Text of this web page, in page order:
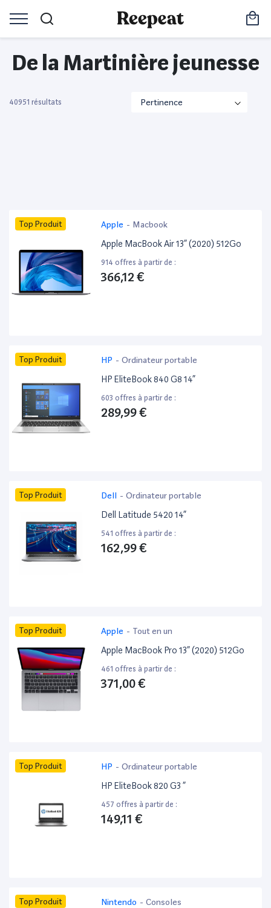
De la Martinière jeunesse
40951 résultats
Top Produit Apple - Macbook
Apple MacBook Air 13” (2020) 512Go
914 offres à partir de :
366,12 €
Top Produit HP - Ordinateur portable
HP EliteBook 840 G8 14”
603 offres à partir de :
289,99 €
Top Produit Dell - Ordinateur portable
Dell Latitude 5420 14”
541 offres à partir de :
162,99 €
Top Produit Apple - Tout en un
Apple MacBook Pro 13” (2020) 512Go
461 offres à partir de :
371,00 €
Top Produit HP - Ordinateur portable
HP EliteBook 820 G3 ”
457 offres à partir de :
149,11 €
Top Produit Nintendo - Consoles